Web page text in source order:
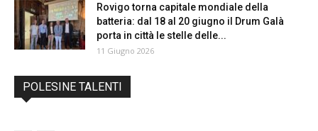
Rovigo torna capitale mondiale della
batteria: dal 18 al 20 giugno il Drum Galà
porta in città le stelle delle...
11 Giugno 2026
POLESINE TALENTI